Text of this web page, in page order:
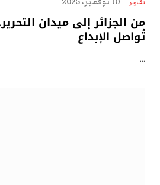
تقارير
من الجزائر إلى ميدان
تُواصل الإبداع
…